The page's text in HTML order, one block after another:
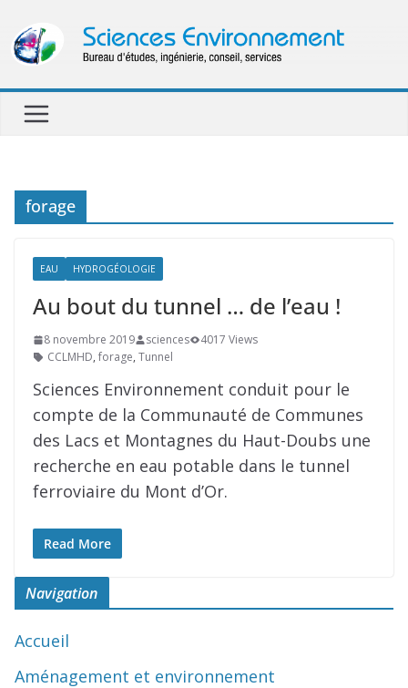
au
contenu
forage
EAU HYDROGÉOLOGIE
Au bout du tunnel … de l’eau !
8 novembre 2019 sciences
4017 Views
CCLMHD, forage, Tunnel
Sciences Environnement conduit pour le
compte de la Communauté de Communes
des Lacs et Montagnes du Haut-Doubs une
recherche en eau potable dans le tunnel
ferroviaire du Mont d’Or.
Read More
Navigation
Accueil
Aménagement et environnement